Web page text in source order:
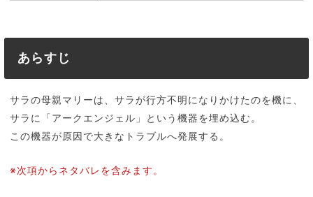
あらすじ
サラの母親マリーは、サラが行方不明になりかけたのを機に、
サラに「アークエンジェル」という機器を埋め込む。
この機器が原因で大きなトラブルへ発展する。
※次項からネタバレを含みます。